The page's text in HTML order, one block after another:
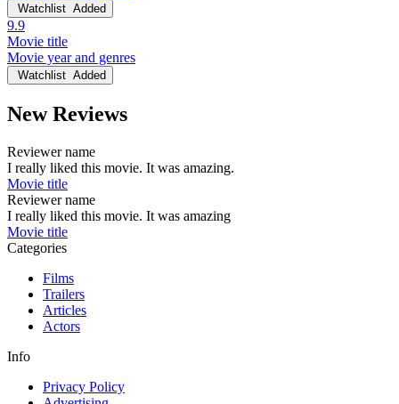
Watchlist Added
9.9
Movie title
Movie year and genres
Watchlist Added
New Reviews
Reviewer name
I really liked this movie. It was amazing.
Movie title
Reviewer name
I really liked this movie. It was amazing
Movie title
Categories
Films
Trailers
Articles
Actors
Info
Privacy Policy